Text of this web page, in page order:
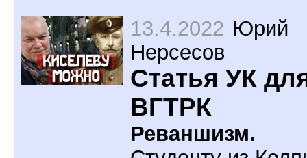
13.4.2022 Юрий
Нерсесов
Статья УК
ВГТРК
Реваншизм.